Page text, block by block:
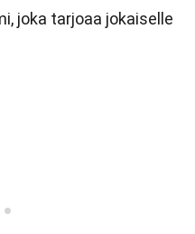
joka tarjoaa jokaiselle